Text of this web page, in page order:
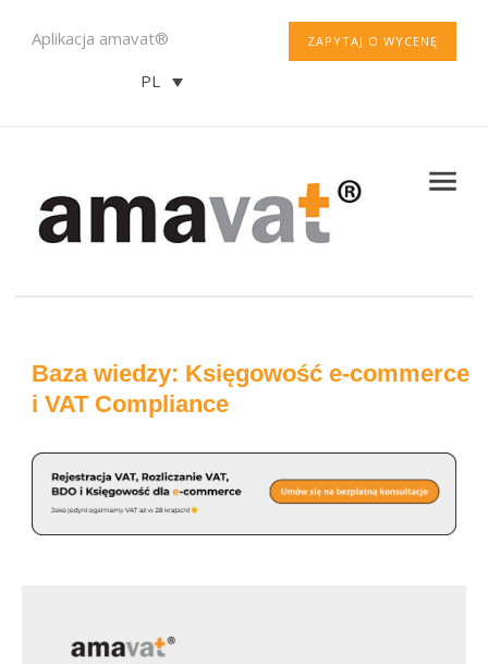
ZAPYTAJ O WYCENĘ
Aplikacja amavat®
PL
Baza wiedzy: Księgowość e-commerce
i VAT Compliance